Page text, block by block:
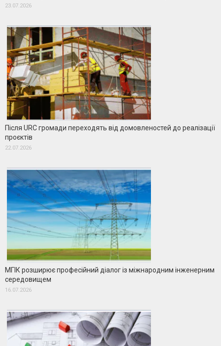
23.07.2026
Після URC громади переходять від домовленостей до реалізації
проєктів
22.07.2026
МГІК розширює професійний діалог із міжнародним інженерним
середовищем
16.07.2026